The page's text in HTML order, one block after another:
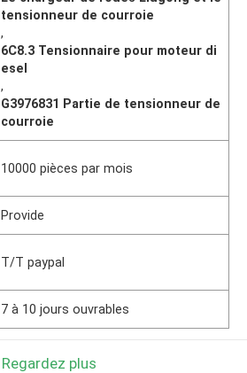
tensionneur de courroie
,
6C8.3 Tensionnaire pour moteur di
esel
,
G3976831 Partie de tensionneur de
courroie
10000 pièces par mois
Provide
T/T paypal
7 à 10 jours ouvrables
Regardez plus